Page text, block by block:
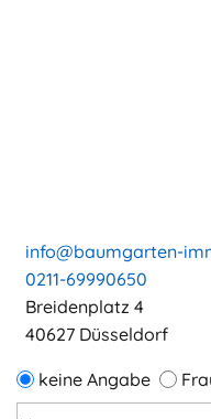
info@baumgarten-
0211-69990650
Breidenplatz 4
40627 Düsseldorf
keine Angabe